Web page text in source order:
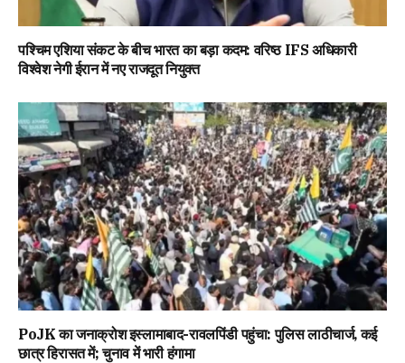
पश्चिम एशिया संकट के बीच भारत का बड़ा कदम: वरिष्ठ IFS अधिकारी
विश्वेश नेगी ईरान में नए राजदूत नियुक्त
PoJK का जनाक्रोश इस्लामाबाद-रावलपिंडी पहुंचा: पुलिस लाठीचार्ज, कई
छात्र हिरासत में; चुनाव में भारी हंगामा